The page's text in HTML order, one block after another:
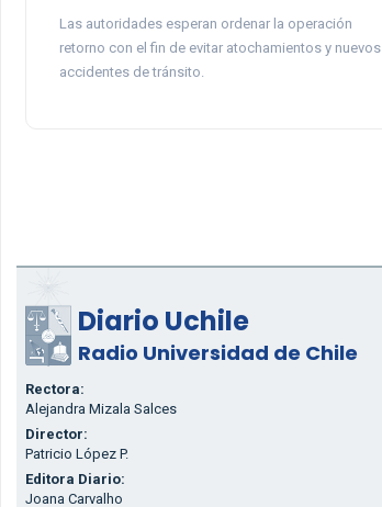
Las autoridades esperan ordenar la operación
retorno con el fin de evitar atochamientos y nuevos
accidentes de tránsito.
Diario Uchile
Radio Universidad de Chile
Rectora:
Alejandra Mizala Salces
Director:
Patricio López P.
Editora Diario:
Joana Carvalho